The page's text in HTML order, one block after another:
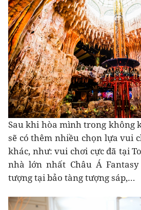
Sau khi hòa mình trong không
sẽ có thêm nhiều chọn lựa vui
khác, như: vui chơi cực đã tại
nhà lớn nhất Châu Á
tượng tại bảo tàng tượng sáp,…